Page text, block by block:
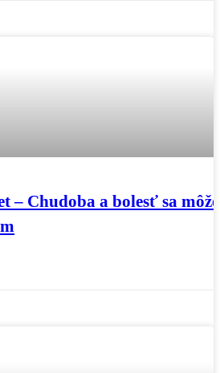
– Chudoba a bolesť sa môže